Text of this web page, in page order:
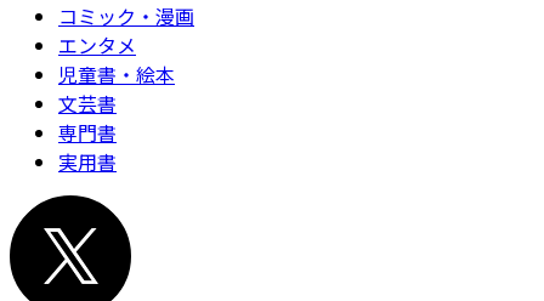
コミック・漫画
エンタメ
児童書・絵本
文芸書
専門書
実用書